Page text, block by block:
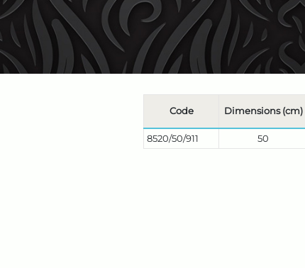
Code Dimensions (cm)
8520/50/911 50